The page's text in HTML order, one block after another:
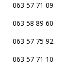
063 57 71 09
063 58 89 60
063 57 75 92
063 57 71 10